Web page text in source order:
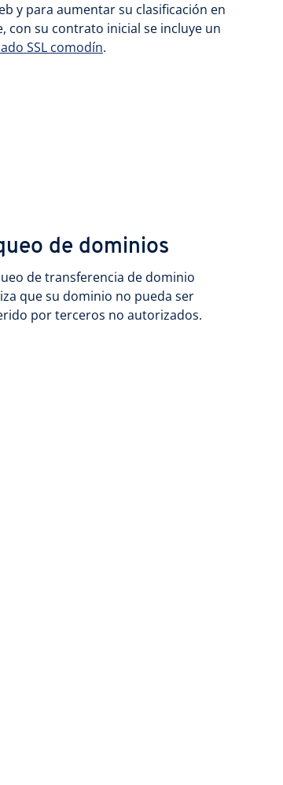
y para aumentar su clasificación en
con su contrato inicial se incluye un
SSL comodín.
de dominios
de transferencia de dominio
que su dominio no pueda ser
por terceros no autorizados.